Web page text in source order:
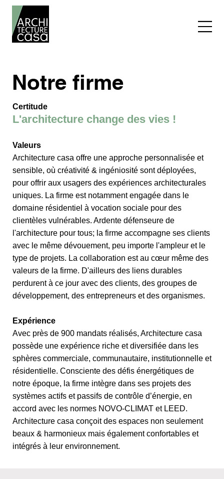
Notre firme
Certitude
L'architecture change des vies !
Valeurs
Architecture casa offre une approche personnalisée et
sensible, où créativité & ingéniosité sont déployées,
pour offrir aux usagers des expériences architecturales
uniques. La firme est notamment engagée dans le
domaine résidentiel à vocation sociale pour des
clientèles vulnérables. Ardente défenseure de
l'architecture pour tous; la firme accompagne ses clients
avec le même dévouement, peu importe l'ampleur et le
type de projets. La collaboration est au cœur même des
valeurs de la firme. D'ailleurs des liens durables
perdurent à ce jour avec des clients, des groupes de
développement, des entrepreneurs et des organismes.
Expérience
Avec près de 900 mandats réalisés, Architecture casa
possède une expérience riche et diversifiée dans les
sphères commerciale, communautaire, institutionnelle et
résidentielle. Consciente des défis énergétiques de
notre époque, la firme intègre dans ses projets des
systèmes actifs et passifs de contrôle d’énergie, en
accord avec les normes NOVO-CLIMAT et LEED.
Architecture casa conçoit des espaces non seulement
beaux & harmonieux mais également confortables et
intégrés à leur environnement.